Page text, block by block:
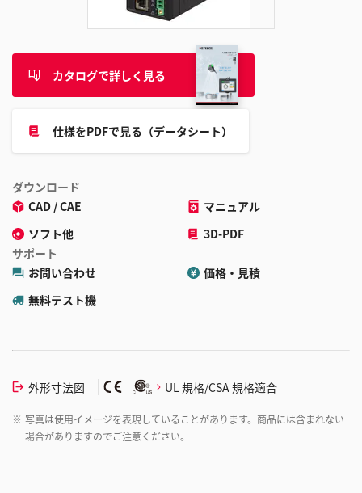
カタログで詳しく見る
仕様をPDFで見る（データシート）
ダウンロード
CAD / CAE
マニュアル
ソフト他
3D-PDF
サポート
お問い合わせ
価格・見積
無料テスト機
外形寸法図 UL 規格/CSA 規格適合
※ 写真は使用イメージを表現していることがあります。商品には含まれない
場合がありますのでご注意ください。